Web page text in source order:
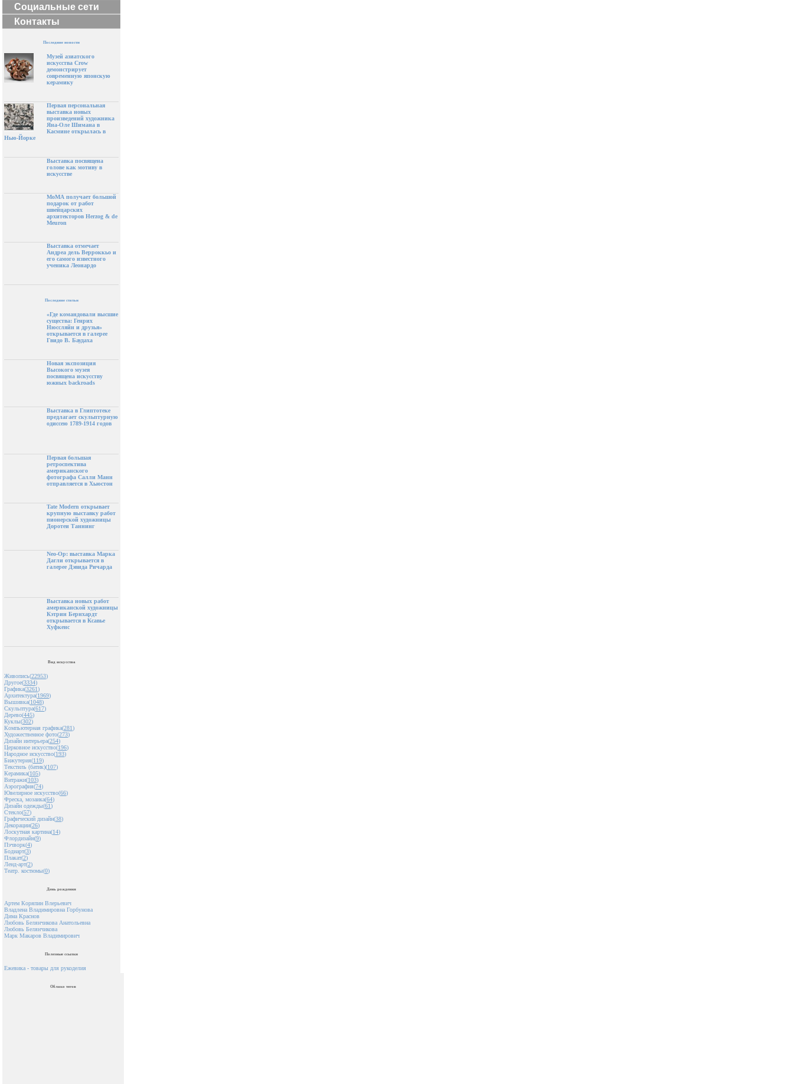
Социальные сети
Контакты
Последние новости
Музей азиатского
искусства Crow
демонстрирует
современную японскую
керамику
Первая персональная
выставка новых
произведений художника
Яна-Оле Шимана в
Касмине открылась в
Нью-Йорке
Выставка посвящена
голове как мотиву в
искусстве
МоМА получает большой
подарок от работ
швейцарских
архитекторов Herzog & de
Meuron
Выставка отмечает
Андреа дель Верроккьо и
его самого известного
ученика Леонардо
Последние статьи
«Где командовали высшие
существа: Генрих
Нюссляйн и друзья»
открывается в галерее
Гвидо В. Баудаха
Новая экспозиция
Высокого музея
посвящена искусству
южных backroads
Выставка в Глиптотеке
предлагает скульптурную
одиссею 1789-1914 годов
Первая большая
ретроспектива
американского
фотографа Салли Манн
отправляется в Хьюстон
Tate Modern открывает
крупную выставку работ
пионерской художницы
Доротеи Таннинг
Neo-Op: выставка Марка
Дагли открывается в
галерее Дэвида Ричарда
Выставка новых работ
американской художницы
Кэтрин Бернхардт
открывается в Ксавье
Хуфкенс
Вид искусства
Живопись(22953)
Другое(3334)
Графика(3261)
Архитектура(1969)
Вышивка(1048)
Скульптура(617)
Дерево(445)
Куклы(302)
Компьютерная графика(281)
Художественное фото(273)
Дизайн интерьера(254)
Церковное искусство(196)
Народное искусство(193)
Бижутерия(119)
Текстиль (батик)(107)
Керамика(105)
Витражи(103)
Аэрография(74)
Ювелирное искусство(66)
Фреска, мозаика(64)
Дизайн одежды(61)
Стекло(57)
Графический дизайн(38)
Декорации(26)
Лоскутная картина(14)
Флордизайн(9)
Пэчворк(4)
Бодиарт(3)
Плакат(2)
Ленд-арт(2)
Театр. костюмы(0)
День рождения
Артем Коряпин Влерьевич
Владлена Владимировна Горбунова
Дима Краснов
Любовь Белянчикова Анатольевна
Любовь Белянчикова
Марк Макаров Владимирович
Полезные ссылки
Ежевика - товары для рукоделия
Облако тегов